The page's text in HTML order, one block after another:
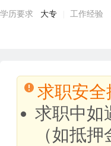
学历要求 大专 工作经验
求职安全
求职中如
（如抵